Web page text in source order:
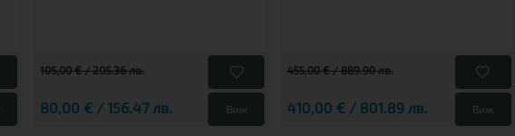
105,00 € / 205.36 лв.
80,00 € / 156.47 лв. Виж
455,00 € / 889.90 лв.
410,00 € / 801.89 лв. Виж